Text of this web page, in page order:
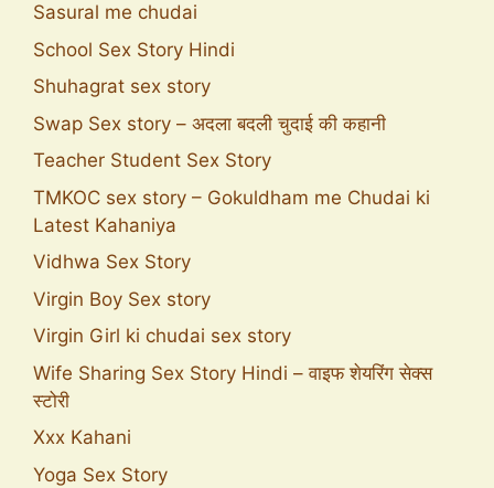
Sasural me chudai
School Sex Story Hindi
Shuhagrat sex story
Swap Sex story – अदला बदली चुदाई की कहानी
Teacher Student Sex Story
TMKOC sex story – Gokuldham me Chudai ki
Latest Kahaniya
Vidhwa Sex Story
Virgin Boy Sex story
Virgin Girl ki chudai sex story
Wife Sharing Sex Story Hindi – वाइफ शेयरिंग सेक्स
स्टोरी
Xxx Kahani
Yoga Sex Story